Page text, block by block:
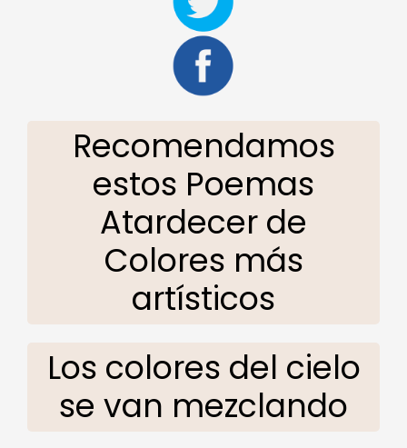
Recomendamos
estos Poemas
Atardecer de
Colores más
artísticos
Los colores del cielo
se van mezclando